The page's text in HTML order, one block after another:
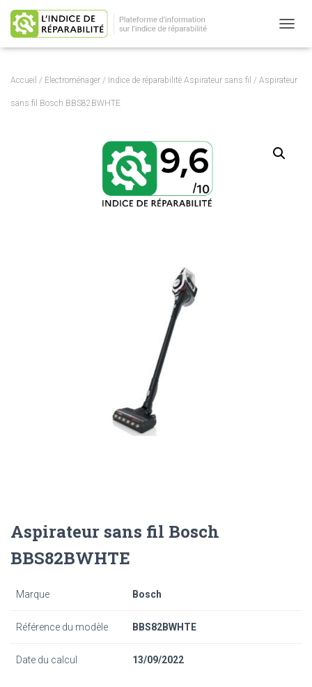
Accueil / Electroménager / Indice de réparabilité Aspirateur sans fil / Aspirateur
sans fil Bosch BBS82BWHTE
Aspirateur sans fil Bosch
BBS82BWHTE
Marque Bosch
Référence du modèle BBS82BWHTE
Date du calcul 13/09/2022